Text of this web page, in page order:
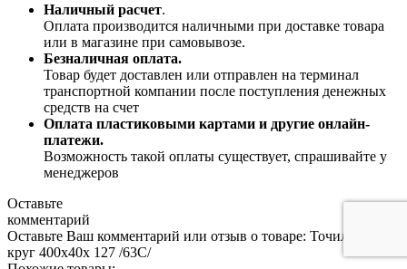
Наличный расчет.
Оплата производится наличными при доставке товара
или в магазине при самовывозе.
Безналичная оплата.
Товар будет доставлен или отправлен на терминал
транспортной компании после поступления денежных
средств на счет
Оплата пластиковыми картами и другие онлайн-
платежи.
Возможность такой оплаты существует, спрашивайте у
менеджеров
Оставьте
комментарий
Оставьте Ваш комментарий или отзыв о товаре: Точильный
круг 400х40х 127 /63С/